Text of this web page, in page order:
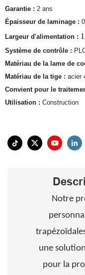
Garantie : 2 ans
Épaisseur de laminage :
Largeur d'alimentation :
Système de contrôle :
Matériau de la lame de
Matériau de la tige : acier
Convient pour le
Utilisation : Construction
Notre
une
pour la